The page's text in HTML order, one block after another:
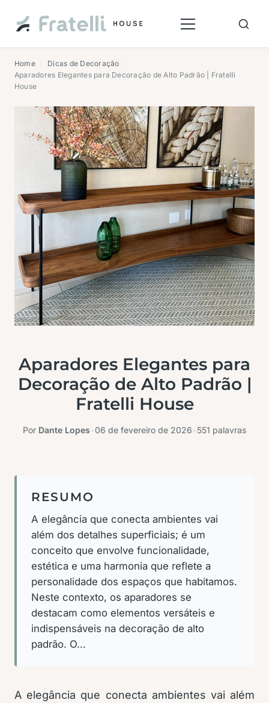
Home Dicas de Decoração
Aparadores Elegantes para Decoração de Alto Padrão | Fratelli
House
Aparadores Elegantes para
Decoração de Alto Padrão |
Fratelli House
Por Dante Lopes 06 de fevereiro de 2026 551 palavras
RESUMO
A elegância que conecta ambientes vai
além dos detalhes superficiais; é um
conceito que envolve funcionalidade,
estética e uma harmonia que reflete a
personalidade dos espaços que habitamos.
Neste contexto, os aparadores se
destacam como elementos versáteis e
indispensáveis na decoração de alto
padrão. O...
A elegância que conecta ambientes vai além